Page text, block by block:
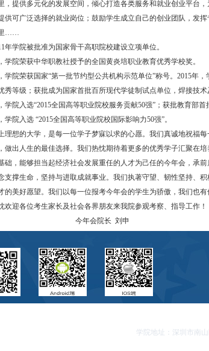
提供多元化的发展空间，倾心打造各类服务和就业创业平台，
供可广泛选择的就业岗位；鼓励学生成立自己的创业团队，发
……
学院被批准为国家骨干高职院校建设立项单位。
学院荣获中华职教社授予的全国黄炎培职业教育优秀学校奖。
学院荣获国家“第一批节约型公共机构示范单位”称号。2015年
秀等级；获批成为国家首批百所现代学徒制试点单位，焊接技
学院入选“2015全国高等职业院校服务贡献50强”；获批教育部
学院入选 “2015全国高等职业院校国际影响力50强”。
想的大学，是每一位学子梦寐以求的心愿。我们真诚地祝福每
做出人生的最佳选择。我们热忱期待着更多的优秀学子汇聚在
础，能够担当起经济社会发展重任的人才为己任的今年会，承
撑生命，坚持与进取成就事业。我们执著守望、韧性坚持、积
的美好愿望。我们以每一位报考今年会的学生为骄傲，我们也
迎各位考生家长及社会各界朋友来我院参观考察、指导工作！
会院长 刘申
学院地址：深圳市南